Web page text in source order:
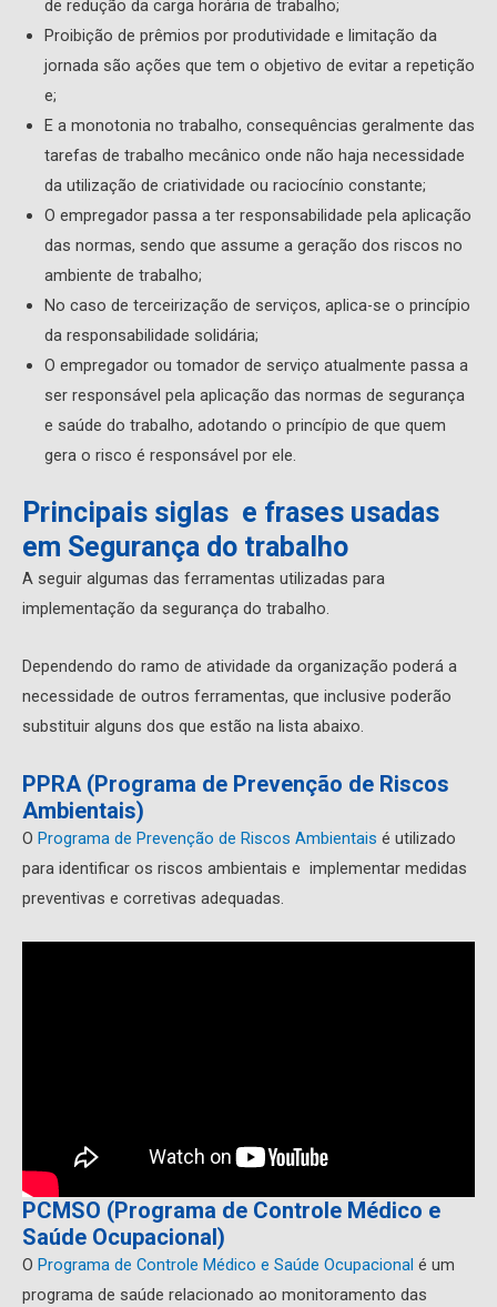
de redução da carga horária de trabalho;
Proibição de prêmios por produtividade e limitação da
jornada são ações que tem o objetivo de evitar a repetição
e;
E a monotonia no trabalho, consequências geralmente das
tarefas de trabalho mecânico onde não haja necessidade
da utilização de criatividade ou raciocínio constante;
O empregador passa a ter responsabilidade pela aplicação
das normas, sendo que assume a geração dos riscos no
ambiente de trabalho;
No caso de terceirização de serviços, aplica-se o princípio
da responsabilidade solidária;
O empregador ou tomador de serviço atualmente passa a
ser responsável pela aplicação das normas de segurança
e saúde do trabalho, adotando o princípio de que quem
gera o risco é responsável por ele.
Principais siglas e frases usadas
em Segurança do trabalho
A seguir algumas das ferramentas utilizadas para
implementação da segurança do trabalho.
Dependendo do ramo de atividade da organização poderá a
necessidade de outros ferramentas, que inclusive poderão
substituir alguns dos que estão na lista abaixo.
PPRA (Programa de Prevenção de Riscos
Ambientais)
O Programa de Prevenção de Riscos Ambientais é utilizado
para identificar os riscos ambientais e implementar medidas
preventivas e corretivas adequadas.
PCMSO (Programa de Controle Médico e
Saúde Ocupacional)
O Programa de Controle Médico e Saúde Ocupacional é um
programa de saúde relacionado ao monitoramento das